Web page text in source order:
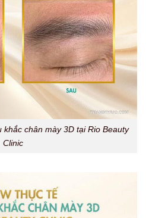
chân mày 3D tại Rio Beauty
Clinic